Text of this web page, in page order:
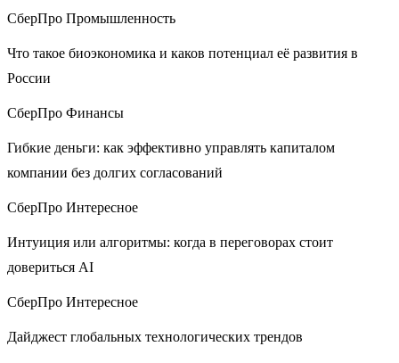
СберПро Промышленность
Что такое биоэкономика и каков потенциал её развития в
России
СберПро Финансы
Гибкие деньги: как эффективно управлять капиталом
компании без долгих согласований
СберПро Интересное
Интуиция или алгоритмы: когда в переговорах стоит
довериться AI
СберПро Интересное
Дайджест глобальных технологических трендов